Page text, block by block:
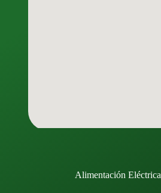
Alimentación Eléctrica